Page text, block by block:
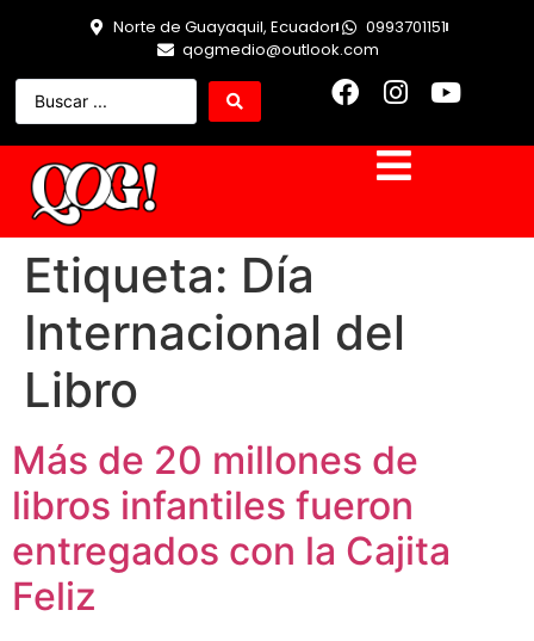
Norte de Guayaquil, Ecuador
0993701151
qogmedio@outlook.com
Etiqueta: Día
Internacional del
Libro
Más de 20 millones de
libros infantiles fueron
entregados con la Cajita
Feliz